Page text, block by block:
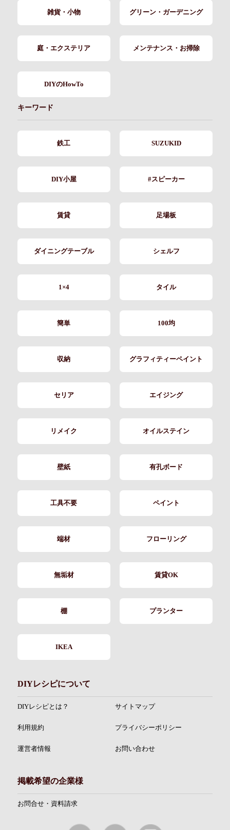
雑貨・小物 グリーン・ガーデニング
庭・エクステリア メンテナンス・お掃除
DIYのHowTo
キーワード
鉄工 SUZUKID
DIY小屋 #スピーカー
賃貸 足場板
ダイニングテーブル シェルフ
1×4 タイル
簡単 100均
収納 グラフィティーペイント
セリア エイジング
リメイク オイルステイン
壁紙 有孔ボード
工具不要 ペイント
端材 フローリング
無垢材 賃貸OK
棚 プランター
IKEA
DIYレシピについて
DIYレシピとは？ サイトマップ
利用規約 プライバシーポリシー
運営者情報 お問い合わせ
掲載希望の企業様
お問合せ・資料請求